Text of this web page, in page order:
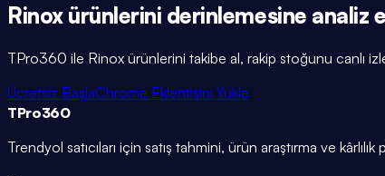
Rinoxürünlerini derinlemesine analiz
TPro360 ile Rinox ürünlerini takibe al, rakip stoğunu canlı
Ücretsiz BaşlaChrome Eklentisini Yükle
TPro360
Trendyol satıcıları için satış tahmini, ürün araştırma ve